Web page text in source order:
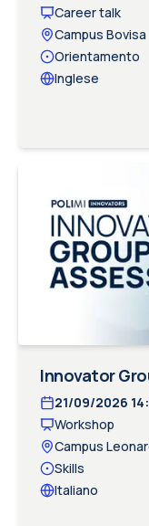
Career talk
Campus Bovisa
Orientamento
Inglese
Innovator
21/09/2026
Workshop
Campus
Skills
Italiano